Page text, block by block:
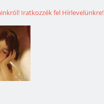
Iratkozzék fel Hírlevelünkre!